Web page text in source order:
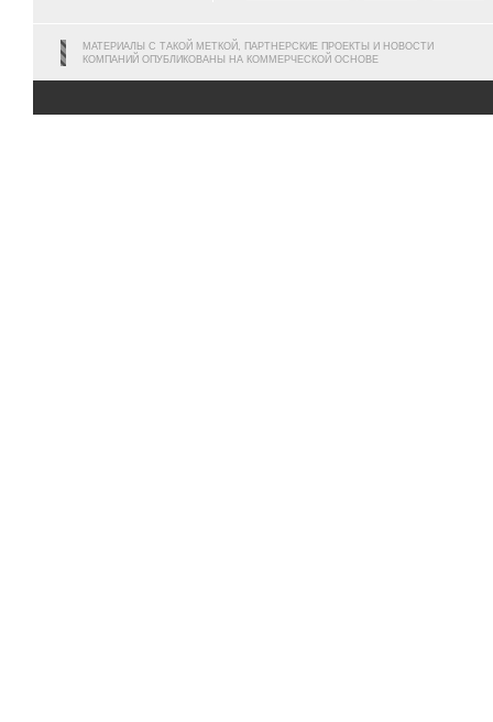
МАТЕРИАЛЫ С ТАКОЙ МЕТКОЙ, ПАРТНЕРСКИЕ ПРОЕКТЫ И НОВОСТИ
КОМПАНИЙ ОПУБЛИКОВАНЫ НА КОММЕРЧЕСКОЙ ОСНОВЕ